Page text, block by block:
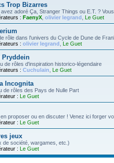
Trop Bizarres
avez adoré Ça, Stranger Things ou E.T. ?
: FaenyX olivier legrand Le Guet
rôle dans l'univers du Cycle de Dune de
: olivier legrand Le Guet
Pryddein
de rôles d'inspiration historico-légendaire
: Cuchulain Le Guet
Incognita
de rôles des Pays de Nulle Part
: Le Guet
proposer ou en discuter ! Venez ici forger
: Le Guet
jeux
de société, wargames, etc.)
: Le Guet